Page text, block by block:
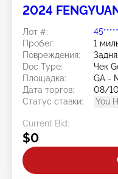
2024
Лот #:
Пробег:
1
Повреждения:
Doc Type:
Чек
Площадка:
GA -
Дата торгов:
08/
Статус ставки:
You
Current Bid:
$0